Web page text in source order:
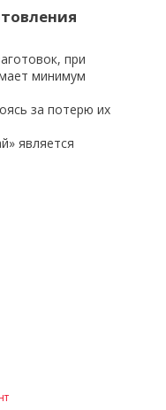
при
минимум
за потерю их
является